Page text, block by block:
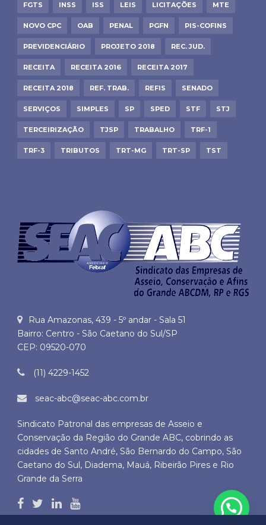
FGTS INSS ISS LEIS LICITAÇÕES MTE
NOVO CPC OAB PENAL PGFN PIS-COFINS
PREVIDENCIÁRIO PROJETO 2018 REC. JUD.
RECEITA RECEITA 2016 RECEITA 2017
RECEITA 2018 REF. TRAB. REFIS SENADO
SERVIÇOS SIMPLES SP SPED STF STJ
TERCEIRIZAÇÃO TJSP TRABALHO TRF-1
TRF-3 TRIBUTOS TRT-MG TRT-SP TST
Rua Amazonas, 439 - 5º andar - Sala 51
Bairro: Centro - São Caetano do Sul/SP
CEP: 09520-070
(11) 4229-1452
seac-abc@seac-abc.com.br
Sindicato Patronal das empresas de Asseio e
Conservação da Região do Grande ABC, cobrindo as
cidades de Santo André, São Bernardo do Campo, São
Caetano do Sul, Diadema, Mauá, Ribeirão Pires e Rio
Grande da Serra